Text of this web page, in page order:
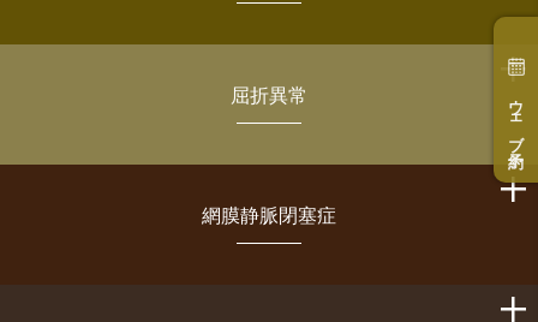
ウェブ予約
屈折異常
網膜静脈閉塞症